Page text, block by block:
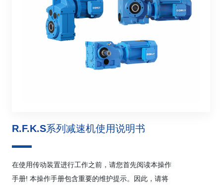
R.F.K.S系列减速机使用说明书
在使用传动装置进行工作之前，请您首先阅读本操作
手册! 本操作手册包含重要的维护提示。因此，请将